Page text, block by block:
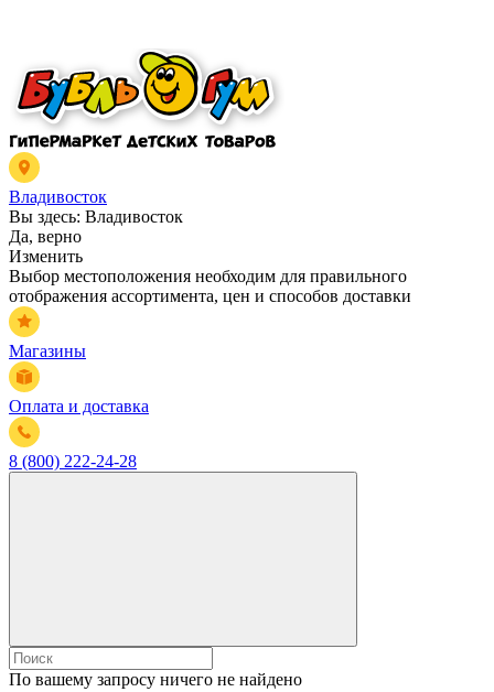
Владивосток
Вы здесь: Владивосток
Да, верно
Изменить
Выбор местоположения необходим для правильного
отображения ассортимента, цен и способов доставки
Магазины
Оплата и доставка
8 (800) 222-24-28
По вашему запросу ничего не найдено